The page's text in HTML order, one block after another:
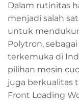
Dalam rutinitas
menjadi salah
untuk
Polytron,
terkemuka di
pilihan mesin
juga berkualitas
Front Loading